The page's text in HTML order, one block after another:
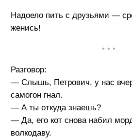
Надоело пить с друзьями —
женись!
• • •
Разговор:
— Слышь, Петрович, у нас
самогон гнал.
— А ты откуда знаешь?
— Да, его кот снова набил
волкодаву.